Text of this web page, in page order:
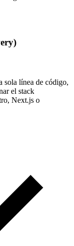
sola línea de código,
el stack
Next.js o